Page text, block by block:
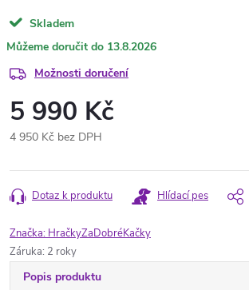
Skladem
13.8.2026
Možnosti doručení
5 990 Kč
4 950 Kč bez DPH
cena:
Dotaz k produktu Hlídací pes
Značka: HračkyZaDobréKačky
Záruka: 2 roky
Popis produktu